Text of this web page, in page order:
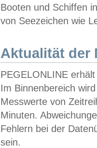
Booten und Schiffen
von Seezeichen wie
Aktualität der
PEGELONLINE
Im Binnenbereich
Messwerte von
Minuten.
Fehlern bei der
sein.